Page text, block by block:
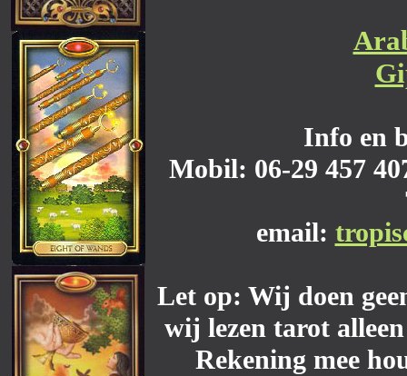
Info en
Mobil: 06-29 457
email:
Let op: Wij doen
wij lezen tarot
Rekening mee